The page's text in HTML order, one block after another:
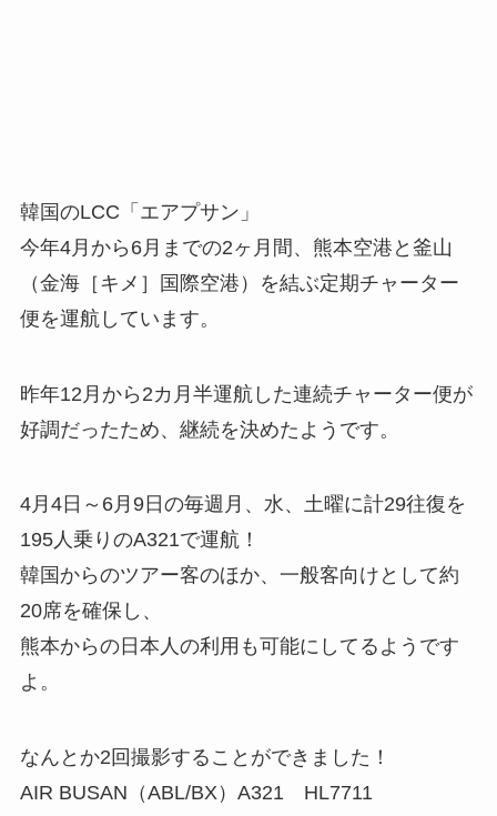
韓国のLCC「エアプサン」
今年4月から6月までの2ヶ月間、熊本空港と釜山
（金海［キメ］国際空港）を結ぶ定期チャーター
便を運航しています。
昨年12月から2カ月半運航した連続チャーター便が
好調だったため、継続を決めたようです。
4月4日～6月9日の毎週月、水、土曜に計29往復を
195人乗りのA321で運航！
韓国からのツアー客のほか、一般客向けとして約
20席を確保し、
熊本からの日本人の利用も可能にしてるようです
よ。
なんとか2回撮影することができました！
AIR BUSAN（ABL/BX）A321 HL7711